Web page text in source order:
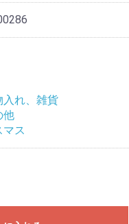
入れ、雑貨
他
マス